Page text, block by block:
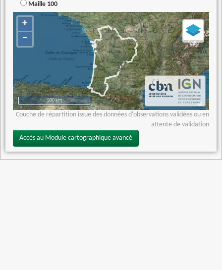
Maille 100
+
−
500 km
Couche de répartition issue des données d'observations validées ou en
attente de validation
Accès au Module cartographique avancé